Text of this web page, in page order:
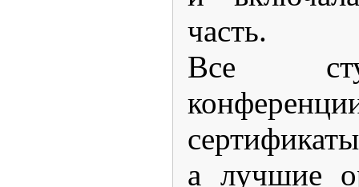
часть.
Все
сертификаты
а лучшие